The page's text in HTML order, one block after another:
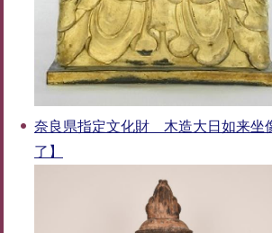
奈良県指定文化財 木造大日如来坐
了】